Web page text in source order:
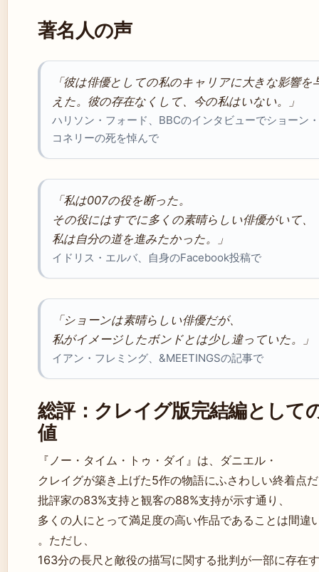
著名人の声
「彼は俳優としての私のキャリアに大きな影響を
えた。彼の存在なくして、今の私はいない。」
ハリソン・フォード、BBCのインタビューでショーン・
コネリーの死を悼んで
「私は007の役を断った。
その役にはすでに多くの素晴らしい俳優がいて、
私は自分の道を進みたかった。」
イドリス・エルバ、自身のFacebook投稿で
「ショーンは素晴らしい俳優だが、
私がイメージしたボンドとは少し違っていた。」
イアン・フレミング、&MEETINGSの記事で
総評：クレイグ版完結編として
値
『ノー・タイム・トゥ・ダイ』は、ダニエル・
クレイグが築き上げた5作の物語にふさわしい終着点
批評家の83%支持と観客の88%支持が示す通り、
多くの人にとって満足度の高い作品であることは間違
。ただし、
163分の長尺と敵役の描写に関する批判が一部に存在